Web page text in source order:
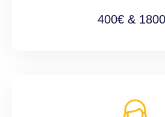
400€ &